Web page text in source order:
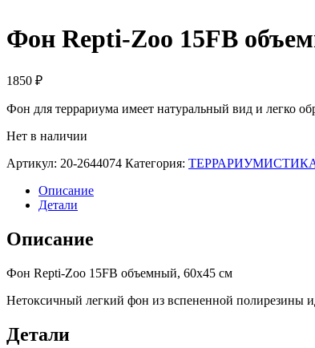
Фон Repti-Zoo 15FB
1850 ₽
Фон для террариума имеет натуральный вид и легко
Нет в наличии
Артикул: 20-2644074 Категория:
Описание
Детали
Описание
Фон Repti-Zoo 15FB объемный, 60х45 см
Нетоксичный легкий фон из вспененной полирезины
Детали